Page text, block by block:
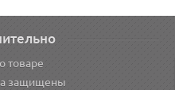
товаре
защищены